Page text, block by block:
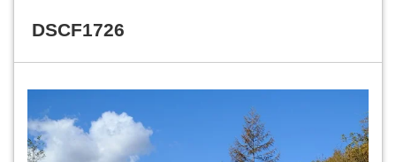
DSCF1726